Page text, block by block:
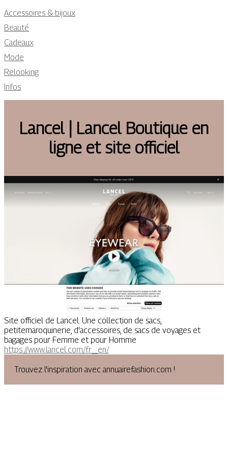
Accessoires & bijoux
Beauté
Cadeaux
Mode
Relooking
Infos
Lancel | Lancel Boutique en
ligne et site officiel
Site officiel de Lancel. Une collection de sacs,
petitemaroquinerie, d'accessoires, de sacs de voyages et
bagages pour Femme et pour Homme
https://www.lancel.com/fr_en/
Trouvez l'inspiration avec annuairefashion.com !